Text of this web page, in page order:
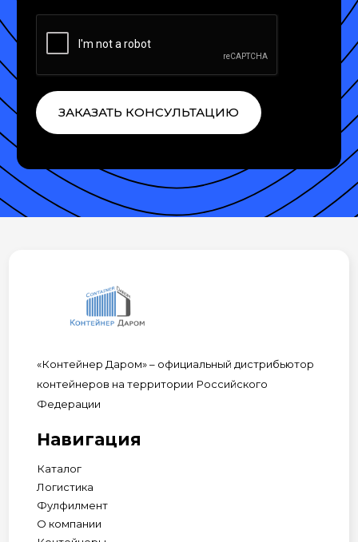
ЗАКАЗАТЬ КОНСУЛЬТАЦИЮ
«Контейнер Даром» – официальный дистрибьютор
контейнеров на территории Российского
Федерации
Навигация
Каталог
Логистика
Фулфилмент
О компании